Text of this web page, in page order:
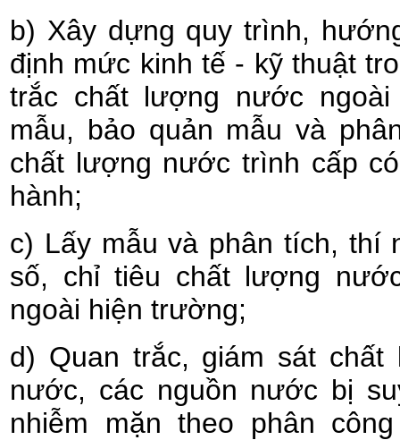
b) Xây dựng quy trình,
định mức kinh tế - kỹ thuật
trắc chất lượng nước
mẫu, bảo quản mẫu và
chất lượng nước trình cấp
hành;
c) Lấy mẫu và phân tích, thí
số, chỉ tiêu chất lượng
ngoài hiện trường;
d) Quan trắc, giám sát chất
nước, các nguồn nước bị
nhiễm mặn theo phân